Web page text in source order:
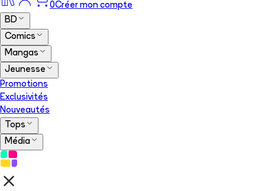
0Créer mon compte
BD
Comics
Mangas
Jeunesse
Promotions
Exclusivités
Nouveautés
Tops
Média